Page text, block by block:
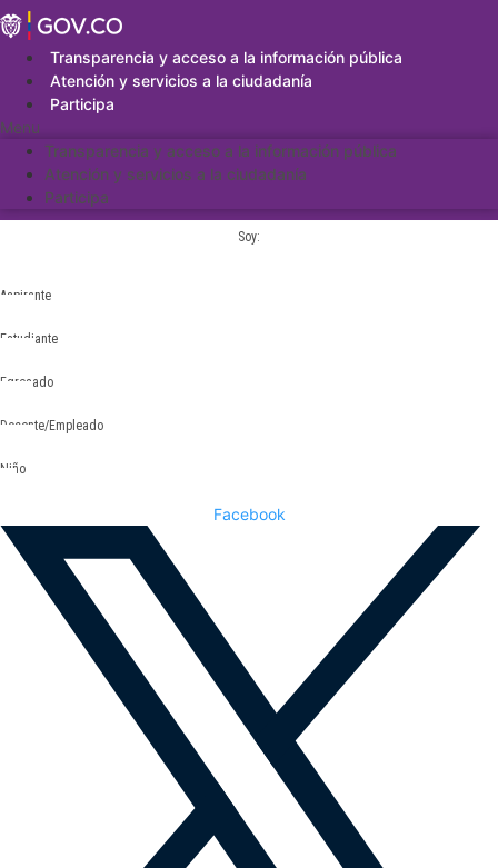
Saltar
al
contenidoTransparencia y acceso a la información pública
Atención y servicios a la ciudadanía
Participa
Menu
Transparencia y acceso a la información pública
Atención y servicios a la ciudadanía
Participa
Soy:
Aspirante
Estudiante
Egresado
Docente/Empleado
Niño
Facebook